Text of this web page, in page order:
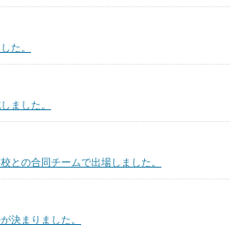
た。
ました。
の合同チームで出場しました。
決まりました。